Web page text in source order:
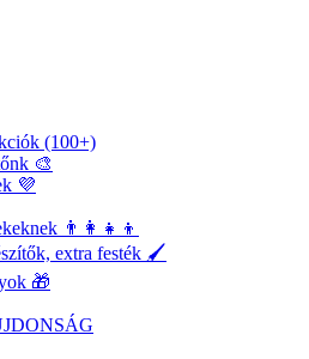
(100+)
🎨
💜
👨‍👩‍👧‍👦
extra festék 🖌️
🎁